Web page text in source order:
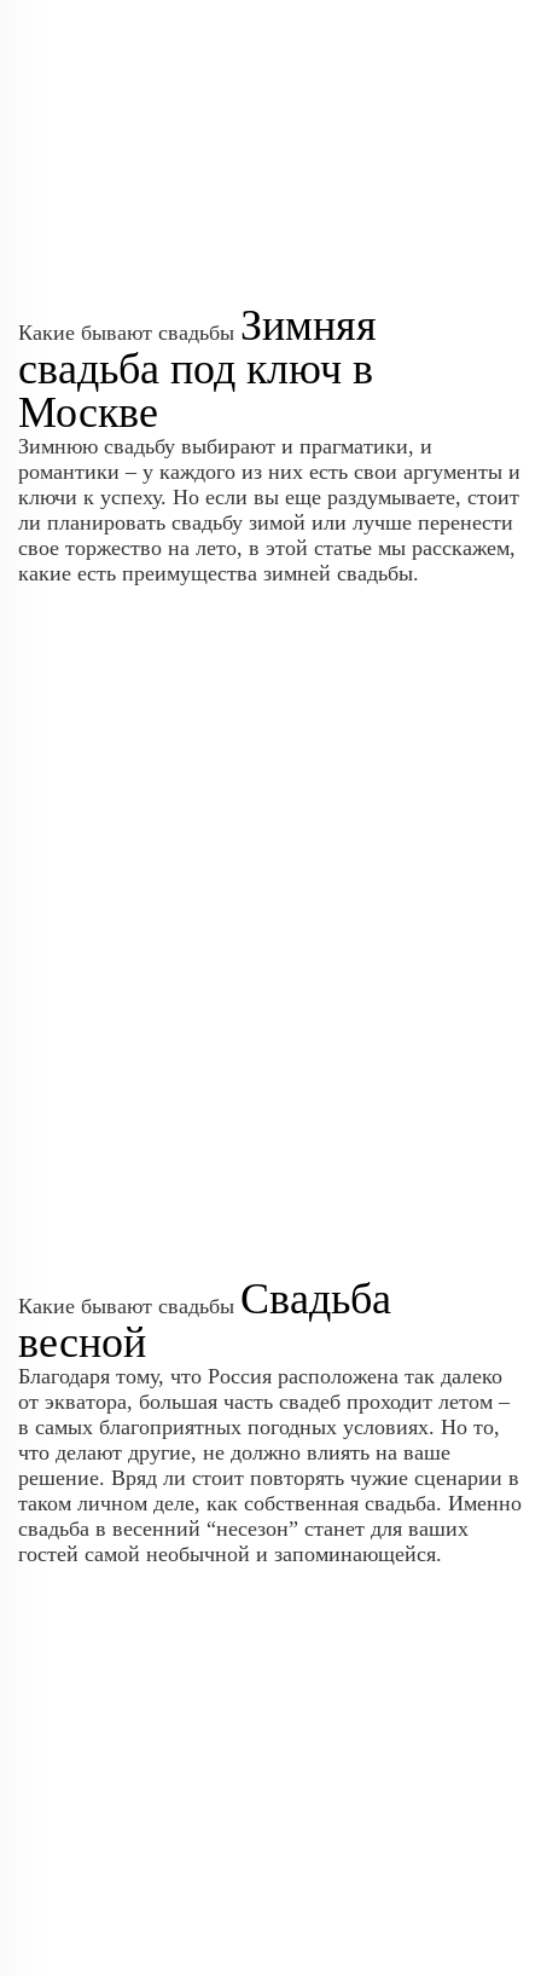
Какие бывают свадьбы Зимняя
свадьба под ключ в
Москве
Зимнюю свадьбу выбирают и прагматики, и
романтики – у каждого из них есть свои аргументы и
ключи к успеху. Но если вы еще раздумываете, стоит
ли планировать свадьбу зимой или лучше перенести
свое торжество на лето, в этой статье мы расскажем,
какие есть преимущества зимней свадьбы.
Какие бывают свадьбы Свадьба
весной
Благодаря тому, что Россия расположена так далеко
от экватора, большая часть свадеб проходит летом –
в самых благоприятных погодных условиях. Но то,
что делают другие, не должно влиять на ваше
решение. Вряд ли стоит повторять чужие сценарии в
таком личном деле, как собственная свадьба. Именно
свадьба в весенний “несезон” станет для ваших
гостей самой необычной и запоминающейся.